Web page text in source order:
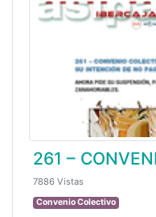
7886 Vistas
Convenio Colectivo